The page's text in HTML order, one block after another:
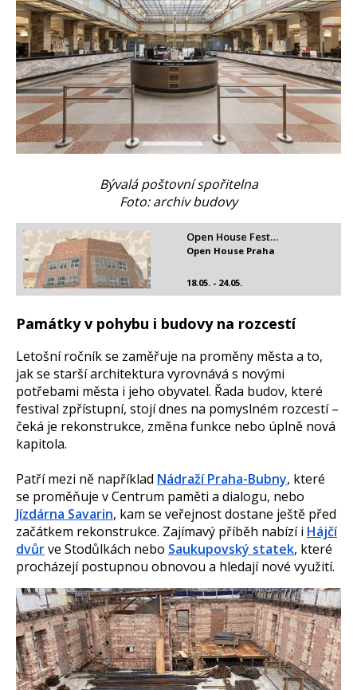
Bývalá poštovní spořitelna
Foto: archiv budovy
Open House Fest…
18.05. - 24.05.
Open House Praha
Památky v pohybu i budovy na rozcestí
Letošní ročník se zaměřuje na proměny města a to,
jak se starší architektura vyrovnává s novými
potřebami města i jeho obyvatel. Řada budov, které
festival zpřístupní, stojí dnes na pomyslném rozcestí –
čeká je rekonstrukce, změna funkce nebo úplně nová
kapitola.
Patří mezi ně například Nádraží Praha-Bubny, které
se proměňuje v Centrum paměti a dialogu, nebo
Jízdárna Savarin, kam se veřejnost dostane ještě před
začátkem rekonstrukce. Zajímavý příběh nabízí i Hájčí
dvůrve Stodůlkách nebo Saukupovský statek, které
procházejí postupnou obnovou a hledají nové využití.